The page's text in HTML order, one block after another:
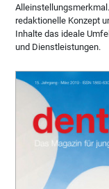
redaktionelle Konzept
Inhalte das ideale
und Dienstleistungen.